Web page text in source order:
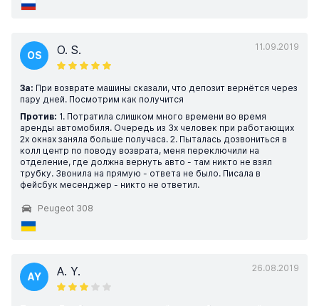
11.09.2019
OS O. S.
За: При возврате машины сказали, что депозит вернётся через
пару дней. Посмотрим как получится
Против: 1. Потратила слишком много времени во время
аренды автомобиля. Очередь из 3х человек при работающих
2х окнах заняла больше получаса. 2. Пыталась дозвониться в
колл центр по поводу возврата, меня переключили на
отделение, где должна вернуть авто - там никто не взял
трубку. Звонила на прямую - ответа не было. Писала в
фейсбук месенджер - никто не ответил.
Peugeot 308
26.08.2019
AY A. Y.